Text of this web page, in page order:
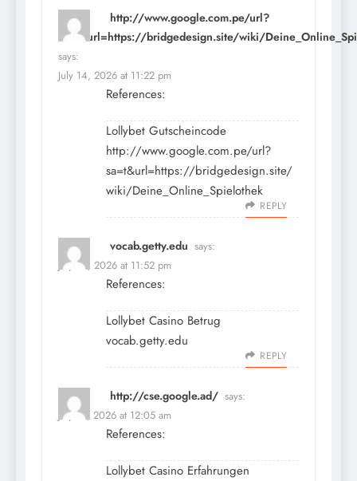
http://www.google.com.pe/url?
sa=t&url=https://bridgedesign.site/wiki/
says:
July 14, 2026 at 11:22 pm
References:
Lollybet Gutscheincode
http://www.google.com.pe/url?
sa=t&url=https://bridgedesign.site/
wiki/Deine_Online_Spielothek
REPLY
vocab.getty.edu says:
July 14, 2026 at 11:52 pm
References:
Lollybet Casino Betrug
vocab.getty.edu
REPLY
http://cse.google.ad/ says:
July 15, 2026 at 12:05 am
References:
Lollybet Casino Erfahrungen